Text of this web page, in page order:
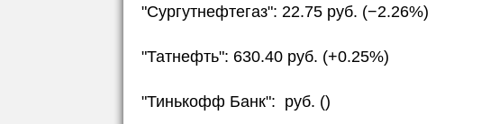
"Сургутнефтегаз": 22.75 руб. (−2.26%)
"Татнефть": 630.40 руб. (+0.25%)
"Тинькофф Банк": руб. ()